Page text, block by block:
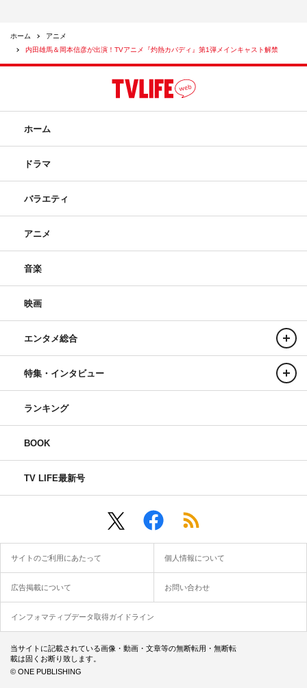
ホーム
アニメ
内田雄馬＆岡本信彦が出演！TVアニメ『灼熱カバディ』第1弾メインキャスト解禁
ホーム
ドラマ
バラエティ
アニメ
音楽
映画
エンタメ総合
特集・インタビュー
ランキング
BOOK
TV LIFE最新号
サイトのご利用にあたって 個人情報について
広告掲載について お問い合わせ
インフォマティブデータ取得ガイドライン
当サイトに記載されている画像・動画・文章等の無断転用・無断転
載は固くお断り致します。
© ONE PUBLISHING